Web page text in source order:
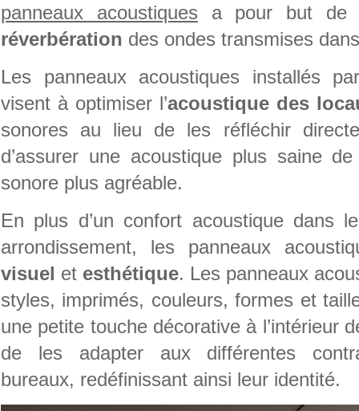
panneaux acoustiques a pour but de
réverbération des ondes transmises
Les panneaux acoustiques installés
visent à optimiser l’acoustique des
sonores au lieu de les réfléchir
d’assurer une acoustique plus saine
sonore plus agréable.
En plus d’un confort acoustique dans
arrondissement, les panneaux
visuel et esthétique. Les panneaux
styles, imprimés, couleurs, formes et
une petite touche décorative à l’intérieur
de les adapter aux différentes
bureaux, redéfinissant ainsi leur identité.